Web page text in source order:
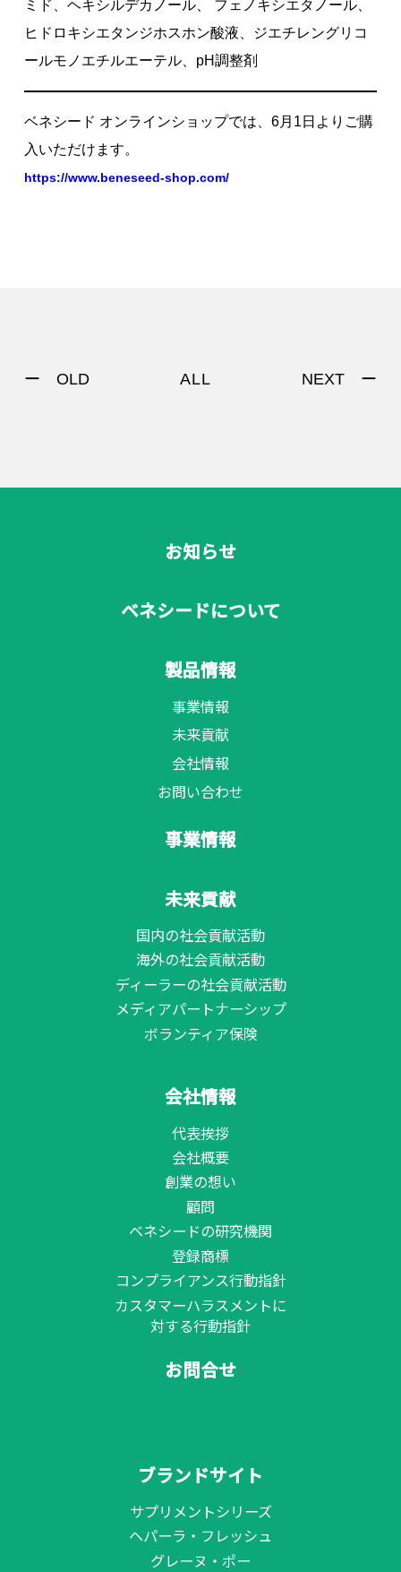
ミド、ヘキシルデカノール、 フェノキシエタノール、
ヒドロキシエタンジホスホン酸液、ジエチレングリコ
ールモノエチルエーテル、pH調整剤
ベネシード オンラインショップでは、6月1日よりご購
入いただけます。
https://www.beneseed-shop.com/
ー OLD ALL NEXT ー
お知らせ
ベネシードについて
製品情報
事業情報
未来貢献
会社情報
お問い合わせ
事業情報
未来貢献
国内の社会貢献活動
海外の社会貢献活動
ディーラーの社会貢献活動
メディアパートナーシップ
ボランティア保険
会社情報
代表挨拶
会社概要
創業の想い
顧問
ベネシードの研究機関
登録商標
コンプライアンス行動指針
カスタマーハラスメントに
対する行動指針
お問合せ
ブランドサイト
サプリメントシリーズ
ヘパーラ・フレッシュ
グレーヌ・ポー